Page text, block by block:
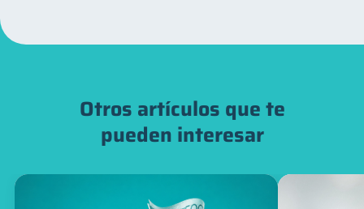
Otros artículos que te
pueden interesar